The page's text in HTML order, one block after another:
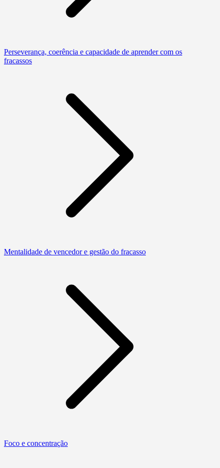
Perseverança, coerência e capacidade de aprender com os
fracassos
Mentalidade de vencedor e gestão do fracasso
Foco e concentração